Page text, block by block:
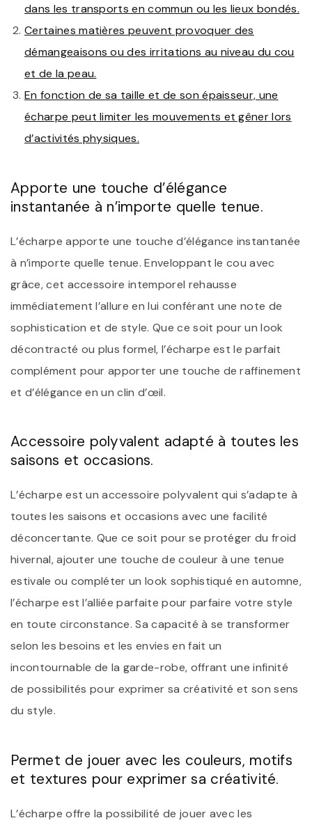
dans les transports en commun ou les lieux bondés.
Certaines matières peuvent provoquer des
démangeaisons ou des irritations au niveau du cou
et de la peau.
En fonction de sa taille et de son épaisseur, une
écharpe peut limiter les mouvements et gêner lors
d’activités physiques.
Apporte une touche d’élégance
instantanée à n’importe quelle tenue.
L’écharpe apporte une touche d’élégance instantanée
à n’importe quelle tenue. Enveloppant le cou avec
grâce, cet accessoire intemporel rehausse
immédiatement l’allure en lui conférant une note de
sophistication et de style. Que ce soit pour un look
décontracté ou plus formel, l’écharpe est le parfait
complément pour apporter une touche de raffinement
et d’élégance en un clin d’œil.
Accessoire polyvalent adapté à toutes les
saisons et occasions.
L’écharpe est un accessoire polyvalent qui s’adapte à
toutes les saisons et occasions avec une facilité
déconcertante. Que ce soit pour se protéger du froid
hivernal, ajouter une touche de couleur à une tenue
estivale ou compléter un look sophistiqué en automne,
l’écharpe est l’alliée parfaite pour parfaire votre style
en toute circonstance. Sa capacité à se transformer
selon les besoins et les envies en fait un
incontournable de la garde-robe, offrant une infinité
de possibilités pour exprimer sa créativité et son sens
du style.
Permet de jouer avec les couleurs, motifs
et textures pour exprimer sa créativité.
L’écharpe offre la possibilité de jouer avec les